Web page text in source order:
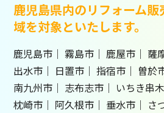
鹿児島県内のリフォーム
域を対象といたします。
鹿児島市 霧島市 鹿屋市 薩
出水市
日置市 指宿市 曽於
南九州市
志布志市 いちき串
枕崎市
阿久根市 垂水市
さ